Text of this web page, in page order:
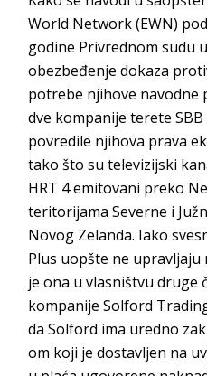
World Network (EWN)
godine Privrednom sudu
obezbeđenje dokaza
potrebe njihove navodne
dve kompanije terete
povredile njihova prava
tako što su televizijski
HRT 4 emitovani preko
teritorijama Severne i
Novog Zelanda. Iako
Plus uopšte ne upravljaju
je ona u vlasništvu druge
kompanije Solford
da Solford ima uredno
om koji je dostavljen na